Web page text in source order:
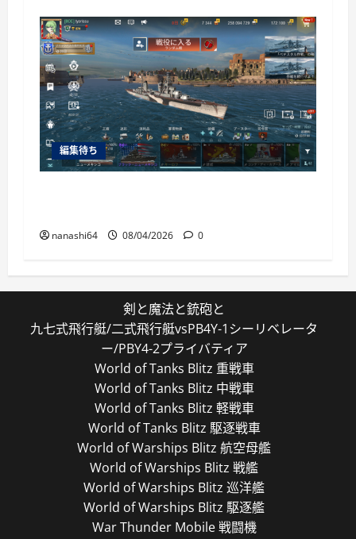
編集待ち
nanashi64 08/04/2026 0
剣と魔法と銃砲と
九七式飛行艇/二式飛行艇vsPB4Y-1シーリベレータ
ー/PBY4-2プライバティア
World of Tanks Blitz 重戦車
World of Tanks Blitz 中戦車
World of Tanks Blitz 軽戦車
World of Tanks Blitz 駆逐戦車
World of Warships Blitz 航空母艦
World of Warships Blitz 戦艦
World of Warships Blitz 巡洋艦
World of Warships Blitz 駆逐艦
War Thunder Mobile 戦闘機